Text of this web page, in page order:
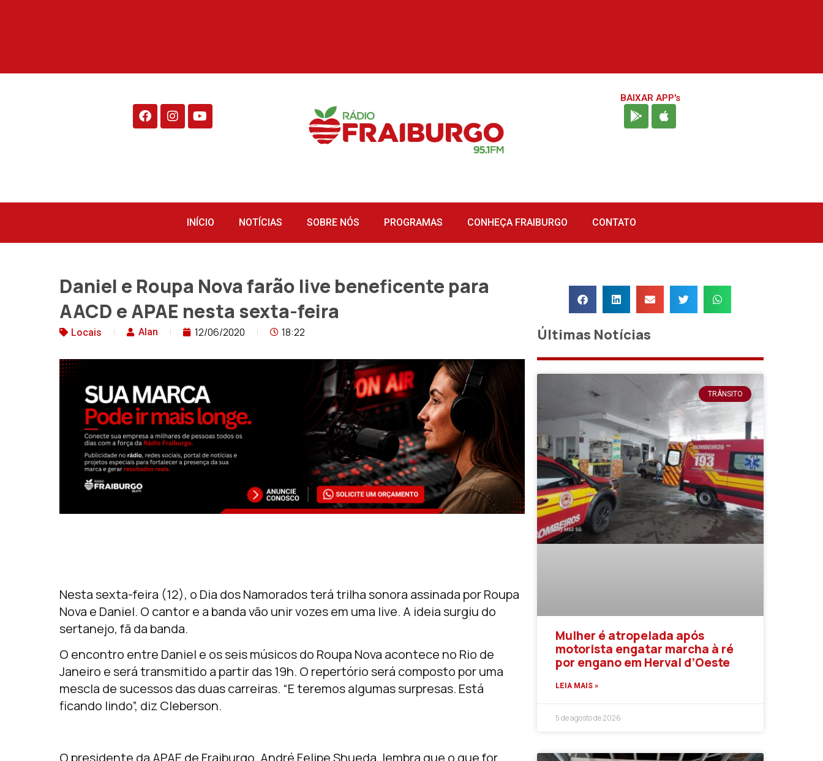
BAIXAR APP's
INÍCIO NOTÍCIAS SOBRE NÓS PROGRAMAS CONHEÇA FRAIBURGO CONTATO
Daniel e Roupa Nova farão live beneficente para
AACD e APAE nesta sexta-feira
Locais Alan 12/06/2020 18:22
Nesta sexta-feira (12), o Dia dos Namorados terá trilha sonora assinada por Roupa
Nova e Daniel. O cantor e a banda vão unir vozes em uma live. A ideia surgiu do
sertanejo, fã da banda.
O encontro entre Daniel e os seis músicos do Roupa Nova acontece no Rio de
Janeiro e será transmitido a partir das 19h. O repertório será composto por uma
mescla de sucessos das duas carreiras. “E teremos algumas surpresas. Está
ficando lindo”, diz Cleberson.
Últimas Notícias
TRÂNSITO
Mulher é atropelada após
motorista engatar marcha à ré
por engano em Herval d’Oeste
LEIA MAIS »
5 de agosto de 2026